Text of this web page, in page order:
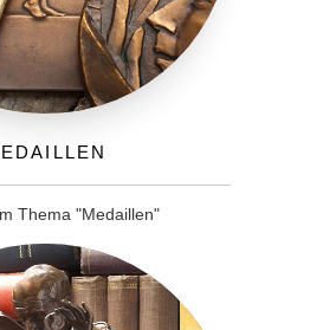
Thema "Medaillen"